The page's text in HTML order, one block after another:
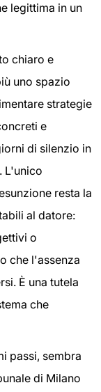
legittima in un
chiaro e
uno spazio
strategie
e
di silenzio in
L'unico
resta la
al datore:
o
che l'assenza
È una tutela
che
passi, sembra
di Milano